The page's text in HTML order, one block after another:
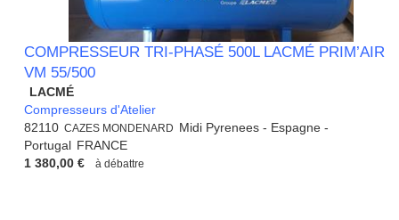
COMPRESSEUR TRI-PHASÉ 500L LACMÉ PRIM’AIR
VM 55/500
LACMÉ
Compresseurs d'Atelier
82110 CAZES MONDENARD
Midi Pyrenees - Espagne -
Portugal FRANCE
1 380,00 €
à débattre